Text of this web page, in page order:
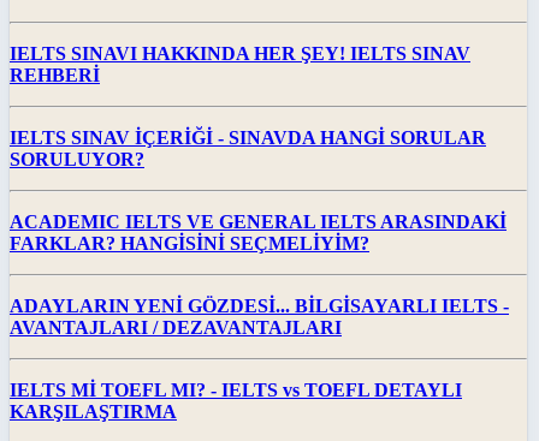
IELTS SINAVI HAKKINDA HER ŞEY! IELTS SINAV
REHBERİ
IELTS SINAV İÇERİĞİ - SINAVDA HANGİ SORULAR
SORULUYOR?
ACADEMIC IELTS VE GENERAL IELTS ARASINDAKİ
FARKLAR? HANGİSİNİ SEÇMELİYİM?
ADAYLARIN YENİ GÖZDESİ... BİLGİSAYARLI IELTS -
AVANTAJLARI / DEZAVANTAJLARI
IELTS Mİ TOEFL MI? - IELTS vs TOEFL DETAYLI
KARŞILAŞTIRMA